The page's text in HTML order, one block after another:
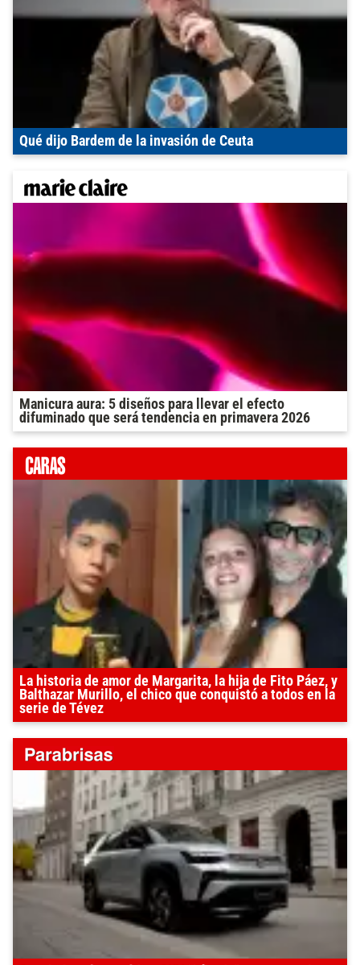
Qué dijo Bardem de la invasión de Ceuta
Manicura aura: 5 diseños para llevar el efecto
difuminado que será tendencia en primavera 2026
La historia de amor de Margarita, la hija de Fito Páez, y
Balthazar Murillo, el chico que conquistó a todos en la
serie de Tévez